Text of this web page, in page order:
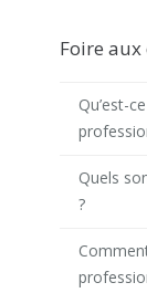
Foire
Qu’est-
Quels
?